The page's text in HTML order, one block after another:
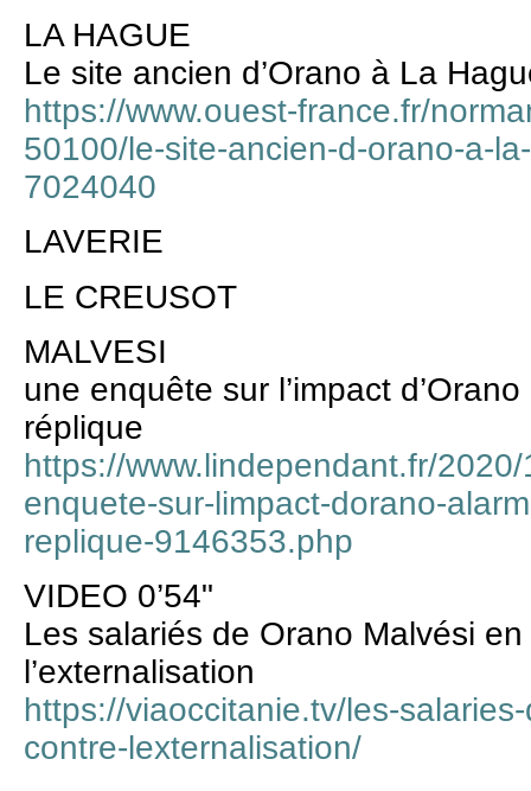
LA HAGUE
Le site ancien d’Orano à La
https://www.ouest-france.fr/
50100/le-site-ancien-d-orano-a-
7024040
LAVERIE
LE CREUSOT
MALVESI
une enquête sur l’impact
réplique
https://www.lindependant.fr/
enquete-sur-limpact-dorano-
replique-9146353.php
VIDEO 0’54"
Les salariés de Orano Malvési
l’externalisation
https://viaoccitanie.tv/les-
contre-lexternalisation/